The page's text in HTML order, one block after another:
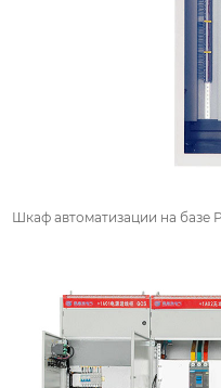
Шкаф автоматизации на базе